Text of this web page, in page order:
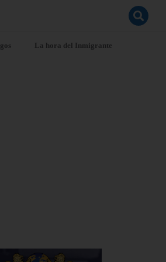
La hora del Inmigrante